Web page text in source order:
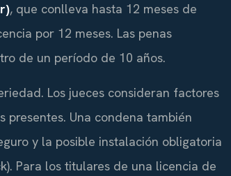
, que conlleva hasta 12 meses de
por 12 meses. Las penas
de un período de 10 años.
Los jueces consideran factores
presentes. Una condena también
y la posible instalación obligatoria
Para los titulares de una licencia de